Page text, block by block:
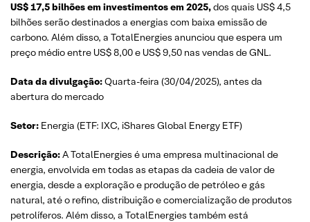
US$ 17,5 bilhões em investimentos em 2025,dos quais US$ 4,5
bilhões serão destinados a energias com baixa emissão de
carbono. Além disso, a TotalEnergies anunciou que espera um
preço médio entre US$ 8,00 e US$ 9,50 nas vendas de GNL.
Data da divulgação:Quarta-feira (30/04/2025), antes da
abertura do mercado
Setor: Energia (ETF: IXC, iShares Global Energy ETF)
Descrição:A TotalEnergies é uma empresa multinacional de
energia, envolvida em todas as etapas da cadeia de valor de
energia, desde a exploração e produção de petróleo e gás
natural, até o refino, distribuição e comercialização de produtos
petrolíferos. Além disso, a TotalEnergies também está